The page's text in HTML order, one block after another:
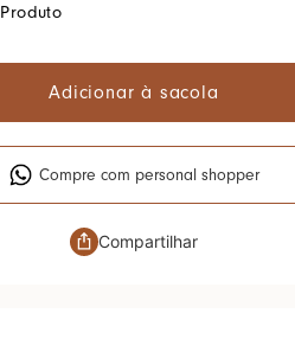
Adicionar à sacola
Compre com personal shopper
Compartilhar